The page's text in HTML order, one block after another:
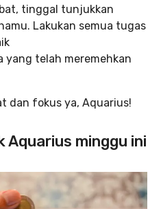
tinggal tunjukkan
Lakukan semua tugas
yang telah meremehkan
dan fokus ya, Aquarius!
Aquarius minggu ini